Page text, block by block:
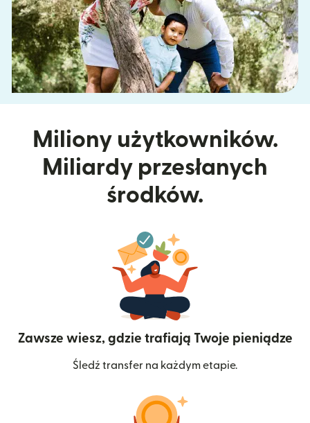
Miliony użytkowników.
Miliardy przesłanych
środków.
Zawsze wiesz, gdzie trafiają Twoje pieniądze
Śledź transfer na każdym etapie.